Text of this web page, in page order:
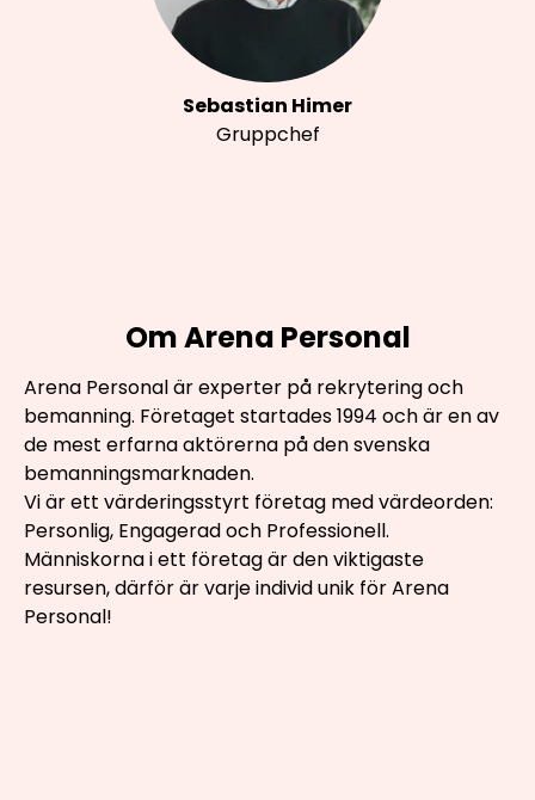
Sebastian Himer
Gruppchef
Om Arena Personal
Arena Personal är experter på rekrytering och
bemanning. Företaget startades 1994 och är en av
de mest erfarna aktörerna på den svenska
bemanningsmarknaden.
Vi är ett värderingsstyrt företag med värdeorden:
Personlig, Engagerad och Professionell.
Människorna i ett företag är den viktigaste
resursen, därför är varje individ unik för Arena
Personal!